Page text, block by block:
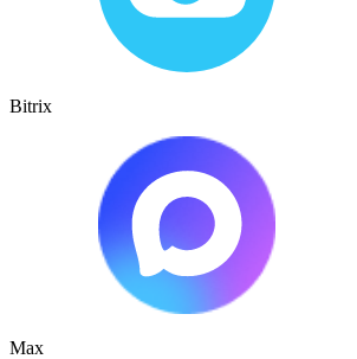
Bitrix
Max